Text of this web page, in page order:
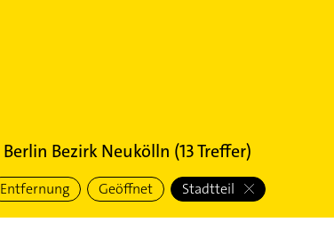
Berlin Bezirk Neukölln (13Treffer)
Entfernung Geöffnet Stadtteil